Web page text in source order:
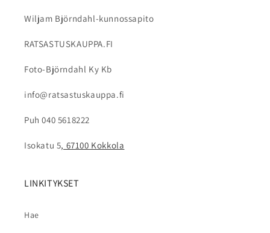
Wiljam Björndahl-kunnossapito
RATSASTUSKAUPPA.FI
Foto-Björndahl Ky Kb
info@ratsastuskauppa.fi
Puh 040 5618222
Isokatu 5, 67100 Kokkola
LINKITYKSET
Hae